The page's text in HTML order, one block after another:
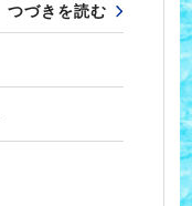
つづきを読む